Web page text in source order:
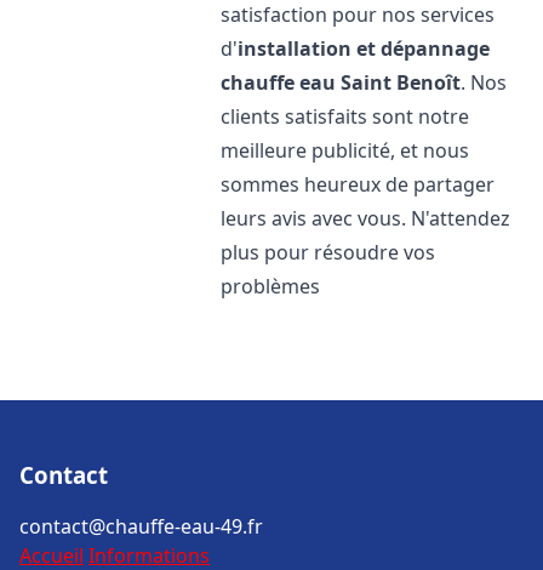
satisfaction pour nos services
d'installation et dépannage
chauffe eau Saint Benoît. Nos
clients satisfaits sont notre
meilleure publicité, et nous
sommes heureux de partager
leurs avis avec vous. N'attendez
plus pour résoudre vos
problèmes
Contact
contact@chauffe-eau-49.fr
Accueil Informations